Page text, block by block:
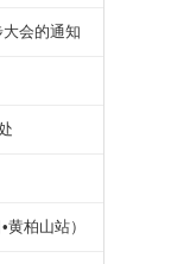
大会的通知
柏山站）